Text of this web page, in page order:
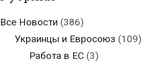
Все Новости (386)
Украинцы и Евросоюз (109)
Работа в ЕС (3)